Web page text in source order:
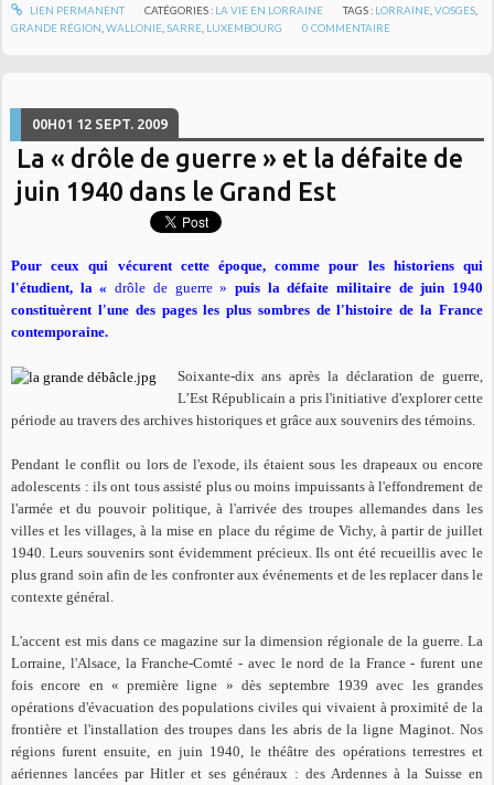
LIEN PERMANENT CATÉGORIES : LA VIE EN LORRAINE TAGS : LORRAINE,VOSGES,
GRANDE RÉGION,WALLONIE,SARRE, LUXEMBOURG 0 COMMENTAIRE
00H01 12 SEPT. 2009
La « drôle de guerre » et la défaite de
juin 1940 dans le Grand Est
Pour ceux qui vécurent cette époque, comme pour les historiens qui
l'étudient, la «drôle de guerre » puis la défaite militaire de juin 1940
constituèrent l'une des pages les plus sombres de l'histoire de la France
contemporaine.
Soixante-dix ans après la déclaration de guerre,
L’Est Républicain a pris l'initiative d'explorer cette
période au travers des archives historiques et grâce aux souvenirs des témoins.
Pendant le conflit ou lors de l'exode, ils étaient sous les drapeaux ou encore
adolescents : ils ont tous assisté plus ou moins impuissants à l'effondrement de
l'armée et du pouvoir politique, à l'arrivée des troupes allemandes dans les
villes et les villages, à la mise en place du régime de Vichy, à partir de juillet
1940. Leurs souvenirs sont évidemment précieux. Ils ont été recueillis avec le
plus grand soin afin de les confronter aux événements et de les replacer dans le
contexte général.
L'accent est mis dans ce magazine sur la dimension régionale de la guerre. La
Lorraine, l'Alsace, la Franche-Comté - avec le nord de la France - furent une
fois encore en «première ligne » dès septembre 1939 avec les grandes
opérations d'évacuation des populations civiles qui vivaient à proximité de la
frontière et l'installation des troupes dans les abris de la ligne Maginot. Nos
régions furent ensuite, en juin 1940, le théâtre des opérations terrestres et
aériennes lancées par Hitler et ses généraux : des Ardennes à la Suisse en